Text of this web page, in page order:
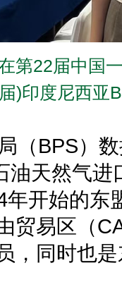
第22届中国
)印度尼西亚
（BPS）
油天然气
年开始的
贸易区（
，同时也